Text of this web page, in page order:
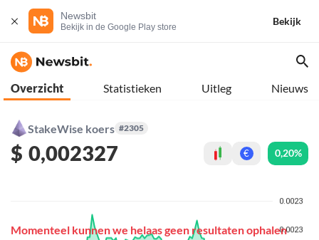
Newsbit
Bekijk in de Google Play store
Bekijk
Overzicht Statistieken Uitleg Nieuws
StakeWise koers #2305
$ 0,002327 € 0,20%
Momenteel kunnen we helaas geen resultaten ophalen